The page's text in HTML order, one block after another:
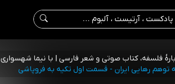
فلسفه، کتاب صوتی و شعر فارسی | با نیما شهسواری
توهم رهایی ایران - قسمت اول تکیه به فروپاشی